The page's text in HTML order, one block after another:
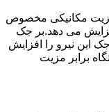
مکانیکی مخصوص
می دهد.بر جک
این نیرو را افزایش
برابر مزیت